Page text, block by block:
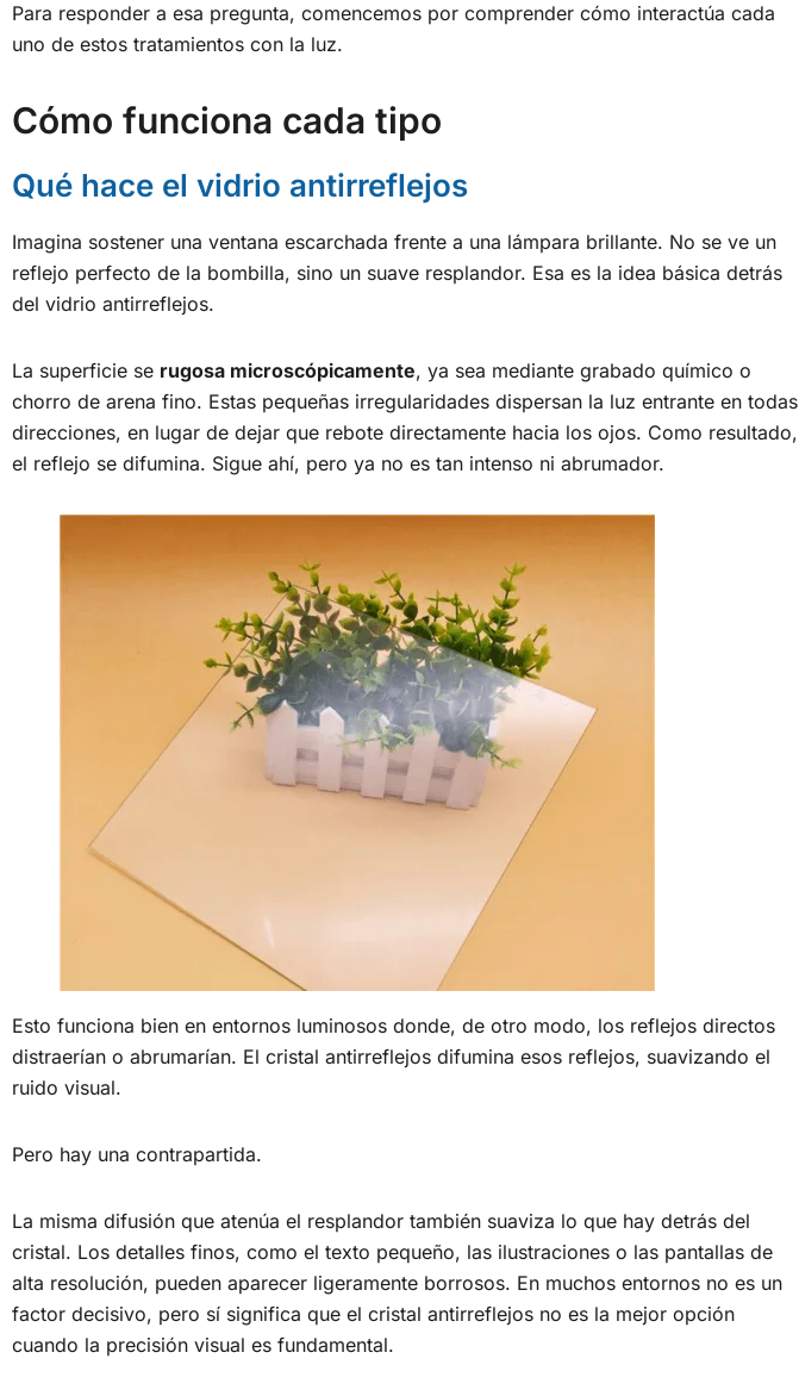
Para responder a esa pregunta, comencemos por comprender cómo interactúa cada
uno de estos tratamientos con la luz.
Cómo funciona cada tipo
Qué hace el vidrio antirreflejos
Imagina sostener una ventana escarchada frente a una lámpara brillante. No se ve un
reflejo perfecto de la bombilla, sino un suave resplandor. Esa es la idea básica detrás
del vidrio antirreflejos.
La superficie se rugosa microscópicamente, ya sea mediante grabado químico o
chorro de arena fino. Estas pequeñas irregularidades dispersan la luz entrante en todas
direcciones, en lugar de dejar que rebote directamente hacia los ojos. Como resultado,
el reflejo se difumina. Sigue ahí, pero ya no es tan intenso ni abrumador.
Esto funciona bien en entornos luminosos donde, de otro modo, los reflejos directos
distraerían o abrumarían. El cristal antirreflejos difumina esos reflejos, suavizando el
ruido visual.
Pero hay una contrapartida.
La misma difusión que atenúa el resplandor también suaviza lo que hay detrás del
cristal. Los detalles finos, como el texto pequeño, las ilustraciones o las pantallas de
alta resolución, pueden aparecer ligeramente borrosos. En muchos entornos no es un
factor decisivo, pero sí significa que el cristal antirreflejos no es la mejor opción
cuando la precisión visual es fundamental.